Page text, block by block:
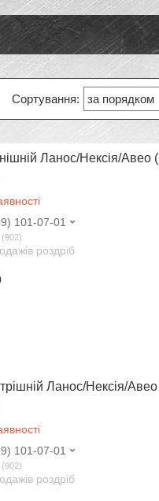
Ланос/Нексія/
101-07-01
902
роздріб
Ланос/Нексія/
101-07-01
902
роздріб